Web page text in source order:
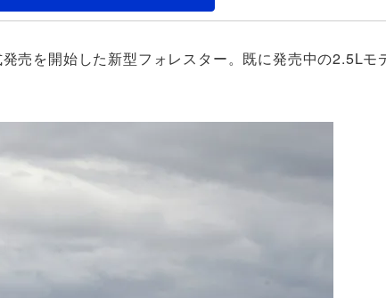
売を開始した新型フォレスター。既に発売中の2.5Lモ